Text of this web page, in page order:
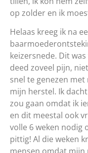
op zolder en ik
Helaas kreeg ik na
keizersnede. Dit
deed zoveel pijn,
snel te genezen
mijn herstel. Ik
zou gaan omdat ik
en dit meestal ook
volle 6 weken nodig
pittig! Al die weken